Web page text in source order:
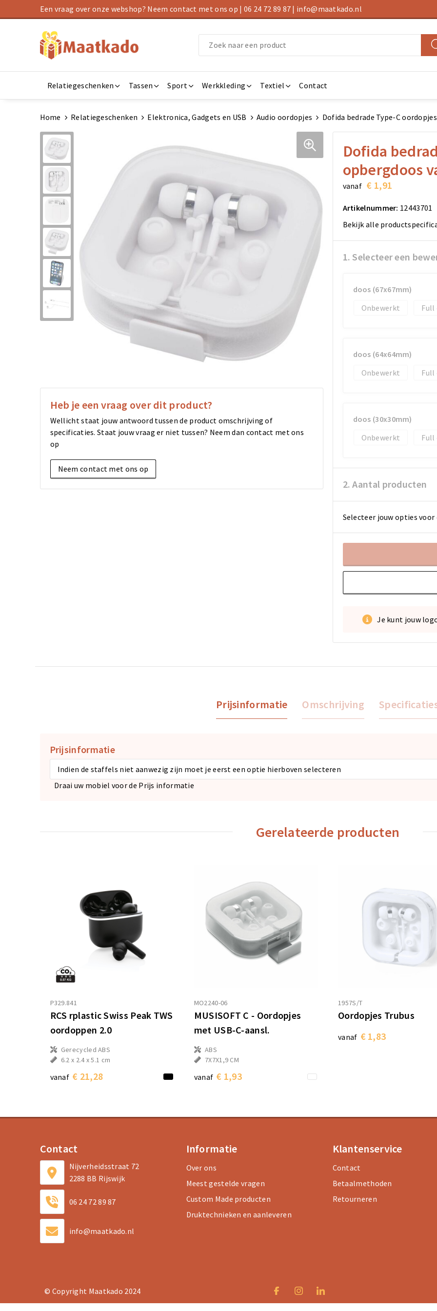
Een vraag over onze webshop? Neem contact met ons op | 06 24 72 89 87 | info@maatkado.nl
Relatiegeschenken Tassen Sport Werkkleding Textiel Contact
Home Relatiegeschenken Elektronica, Gadgets en USB Audio oordopjes Dofida bedrade Type-C
Heb je een vraag over dit product?
Wellicht staat jouw antwoord tussen de product omschrijving of
specificaties. Staat jouw vraag er niet tussen? Neem dan contact met ons
op
Neem contact met ons op
Dofida
opbergdoos
vanaf € 1,91
Artikelnummer: 12443701
Bekijk alle
1. Selecteer een
doos (67x67mm)
Onbewerkt
Full
doos (64x64mm)
Onbewerkt
Full
doos (30x30mm)
Onbewerkt
Full
2. Aantal producten
Selecteer jouw opties voor
Je kunt jouw
Prijsinformatie Omschrijving
Prijsinformatie
Indien de staffels niet aanwezig zijn moet je eerst een optie hierboven selecteren
Draai uw mobiel voor de Prijs informatie
Gerelateerde producten
P329.841
RCS rplastic Swiss Peak TWS
oordoppen 2.0
Gerecycled ABS
6.2 x 2.4 x 5.1 cm
vanaf € 21,28
MO2240-06
MUSISOFT C - Oordopjes
met USB-C-aansl.
ABS
7X7X1,9 CM
vanaf € 1,93
1957S/T
Oordopjes Trubus
vanaf € 1,83
Contact
Nijverheidsstraat 72
2288 BB Rijswijk
06 24 72 89 87
info@maatkado.nl
Informatie
Over ons
Meest gestelde vragen
Custom Made producten
Druktechnieken en aanleveren
Klantenservice
Contact
Betaalmethoden
Retourneren
© Copyright Maatkado 2024